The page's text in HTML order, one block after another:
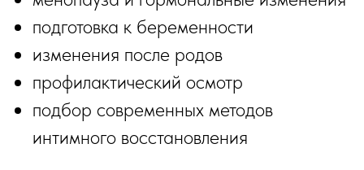
подготовка к беременности
изменения после родов
профилактический осмотр
подбор современных методов
интимного восстановления